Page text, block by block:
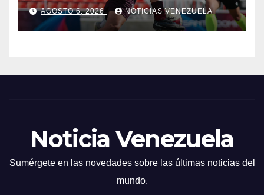
AGOSTO 6, 2026 NOTICIAS VENEZUELA
Noticia Venezuela
Sumérgete en las novedades sobre las últimas noticias del
mundo.